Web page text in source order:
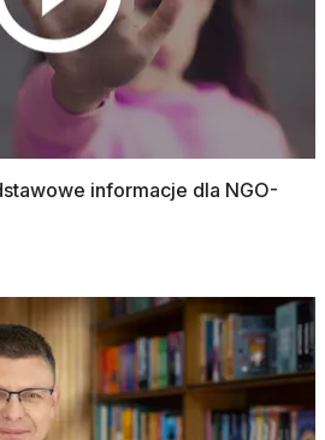
informacje dla NGO-